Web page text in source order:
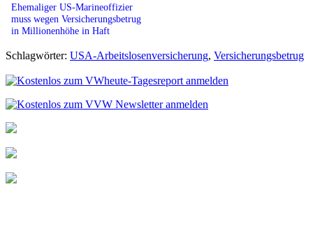
Ehemaliger US-Marineoffizier
muss wegen Versicherungsbetrug
in Millionenhöhe in Haft
Schlagwörter: USA-Arbeitslosenversicherung, Versicherungsbetrug